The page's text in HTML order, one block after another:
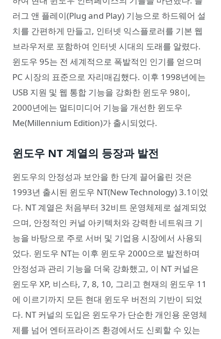
러그 앤 플레이(Plug and Play) 기능으로 하드웨어 설
치를 간편하게 만들고, 인터넷 익스플로러를 기본 웹
브라우저로 포함하여 인터넷 시대의 도래를 알렸다.
윈도우 95는 전 세계적으로 폭발적인 인기를 얻으며
PC 시장의 표준으로 자리매김했다. 이후 1998년에는
USB 지원 및 웹 통합 기능을 강화한 윈도우 98이,
2000년에는 멀티미디어 기능을 개선한 윈도우
Me(Millennium Edition)가 출시되었다.
윈도우 NT 계열의 등장과 발전
윈도우의 안정성과 보안을 한 단계 끌어올린 것은
1993년 출시된 윈도우 NT(New Technology) 3.1이었
다. NT 계열은 처음부터 32비트 운영체제로 설계되었
으며, 안정적인 커널 아키텍처와 강력한 네트워크 기
능을 바탕으로 주로 서버 및 기업용 시장에서 사용되
었다. 윈도우 NT는 이후 윈도우 2000으로 발전하며
안정성과 관리 기능을 더욱 강화했고, 이 NT 커널은
윈도우 XP, 비스타, 7, 8, 10, 그리고 현재의 윈도우 11
에 이르기까지 모든 현대 윈도우 버전의 기반이 되었
다. NT 커널의 도입은 윈도우가 단순한 개인용 운영체
제를 넘어 엔터프라이즈 환경에서도 신뢰할 수 있는